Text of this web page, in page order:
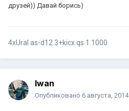
друзей)) Давай борись)
4xUral as-d12.3+kicx qs 1.1000
Iwan
Опубликовано 6 августа, 2014